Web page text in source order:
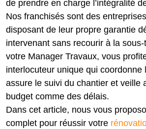
de prendre en charge l’intégralité
Nos franchisés sont des
disposant de leur propre garantie
intervenant sans recourir à la
votre Manager Travaux, vous
interlocuteur unique qui coordonne
assure le suivi du chantier et veille
budget comme des délais.
Dans cet article, nous vous
complet pour réussir votre